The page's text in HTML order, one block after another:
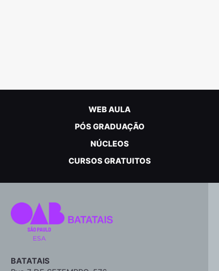
WEB AULA
PÓS GRADUAÇÃO
NÚCLEOS
CURSOS GRATUITOS
BATATAIS